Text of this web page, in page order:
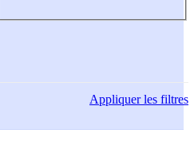
Appliquerles filtres